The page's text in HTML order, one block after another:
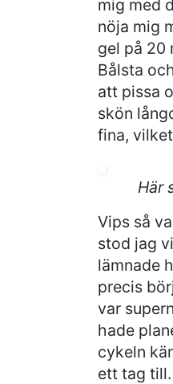
mig med
nöja mig
gel på 20
Bålsta
att pissa
skön
fina,
Här
Vips så
stod jag
lämnade
precis
var
hade
cykeln
ett tag